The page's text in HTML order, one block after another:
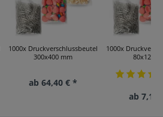
1000x Druckverschlussbeutel
300x400 mm
ab 64,40 € *
1000x
80x120
ab 7,14